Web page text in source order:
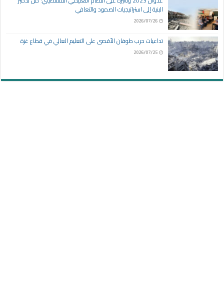
البنية إلى استراتيجيات الصمود والتعافي
2026/07/26
تداعيات حرب طوفان الأقصى على التعليم العالي في قطاع غزة
2026/07/25